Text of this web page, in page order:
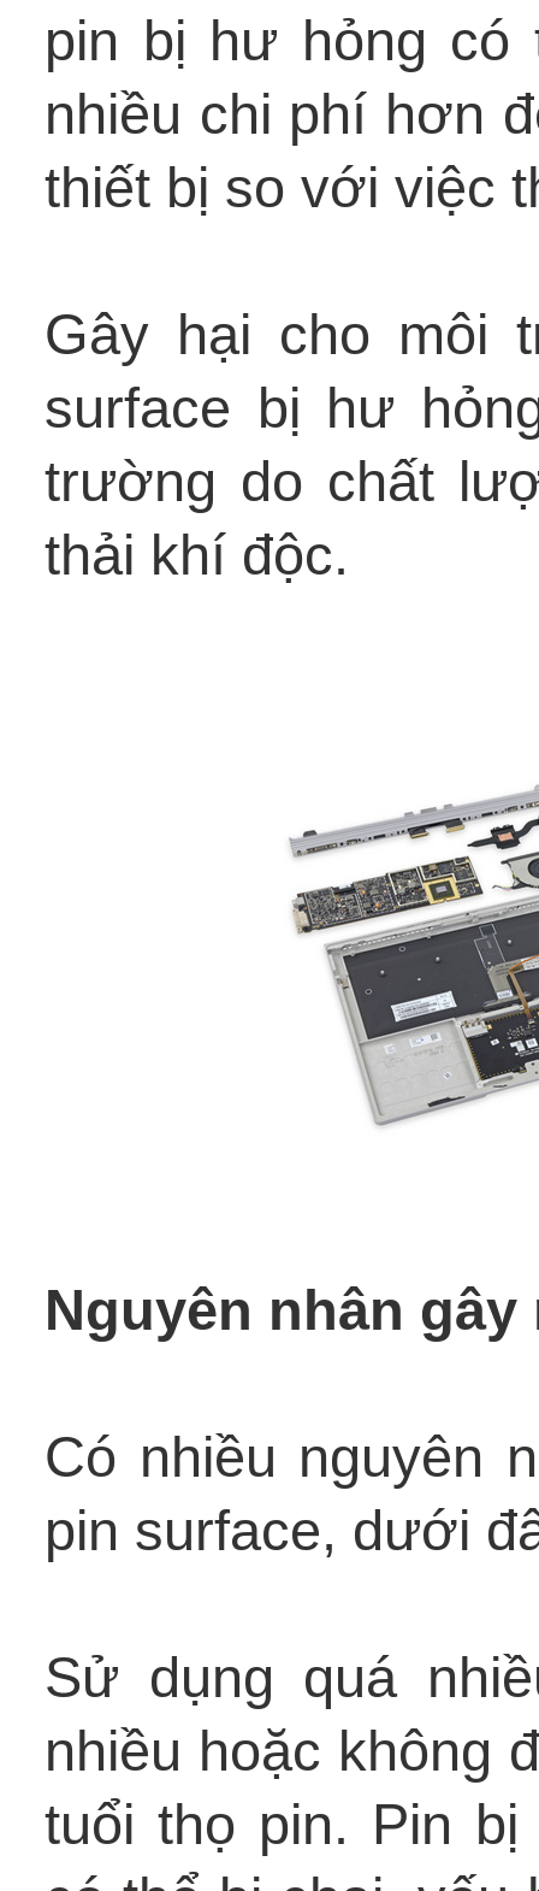
pin bị hư hỏng có
nhiều chi phí hơn
thiết bị so với việc
Gây hại cho môi
surface bị hư
trường do chất
thải khí độc.
Nguyên nhân gây
Có nhiều nguyên
pin surface, dưới
Sử dụng quá
nhiều hoặc không
tuổi thọ pin. Pin